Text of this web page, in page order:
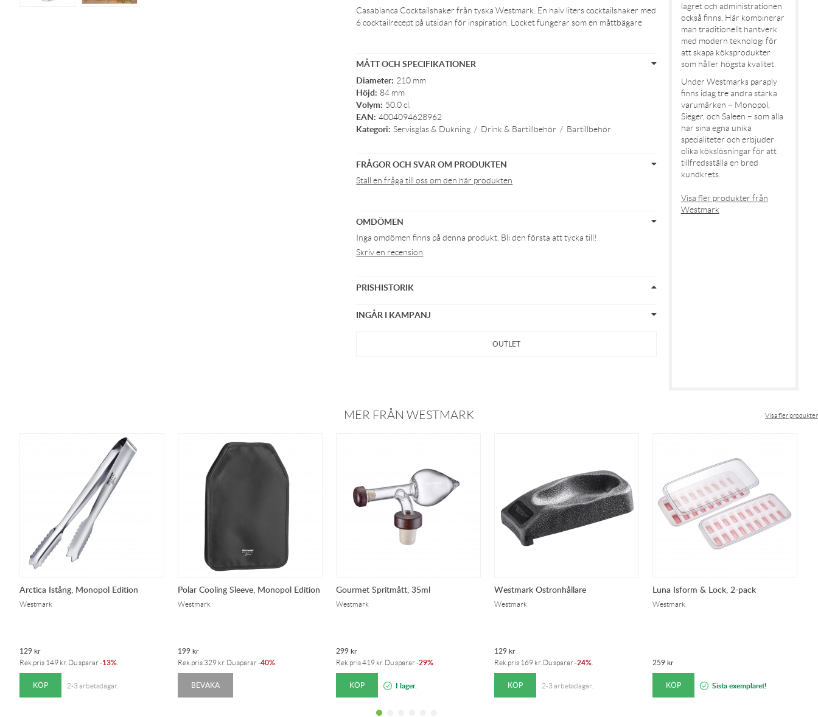
Casablanca Cocktailshaker från tyska Westmark. En halv liters cocktailshaker med
6 cocktailrecept på utsidan för inspiration. Locket fungerar som en måttbägare
MÅTT OCH SPECIFIKATIONER
Diameter: 210 mm
Höjd: 84 mm
Volym: 50.0 cl.
EAN: 4004094628962
Kategori: Servisglas & Dukning / Drink & Bartillbehör / Bartillbehör
FRÅGOR OCH SVAR OM PRODUKTEN
Ställ en fråga till oss om den här produkten
OMDÖMEN
Inga omdömen finns på denna produkt. Bli den första att tycka till!
Skriv en recension
PRISHISTORIK
INGÅR I KAMPANJ
OUTLET
lagret och administrationen
också finns. Här kombinerar
man traditionellt hantverk
med modern teknologi för
att skapa köksprodukter
som håller högsta kvalitet.
Under Westmarks paraply
finns idag tre andra starka
varumärken – Monopol,
Sieger, och Saleen – som alla
har sina egna unika
specialiteter och erbjuder
olika kökslösningar för att
tillfredsställa en bred
kundkrets.
Visa fler produkter från
Westmark
Visa fler produkter
MER FRÅN WESTMARK
Arctica Istång, Monopol Edition
Westmark
129kr
Rek.pris 149 kr. Du sparar-13%
KÖP 2-3 arbetsdagar.
Polar Cooling Sleeve, Monopol Edition
Westmark
199kr
Rek.pris 329 kr. Du sparar-40%
BEVAKA
Gourmet Spritmått, 35ml
Westmark
299kr
Rek.pris419 kr. Du sparar-29%
KÖP I lager.
Westmark Ostronhållare
Westmark
129kr
Rek.pris 169 kr. Du sparar-24%
KÖP 2-3 arbetsdagar.
Luna Isform & Lock, 2-pack
Westmark
259kr
KÖP Sista exemplaret!